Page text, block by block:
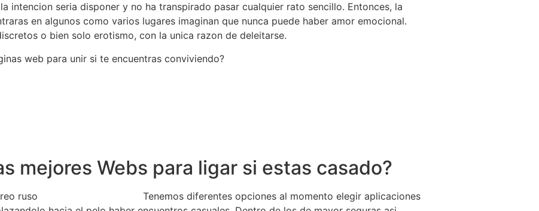
intencion seria disponer y no ha transpirado pasar cualquier rato sencillo. Entonces, la
en algunos como varios lugares imaginan que nunca puede haber amor emocional.
o bien solo erotismo, con la unica razon de deleitarse.
web para unir si te encuentras conviviendo?
mejores Webs para ligar si estas casado?
Tenemos diferentes opciones al momento elegir aplicaciones